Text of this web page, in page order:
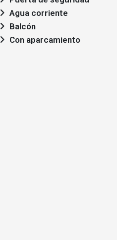
Agua corriente
Balcón
Con aparcamiento